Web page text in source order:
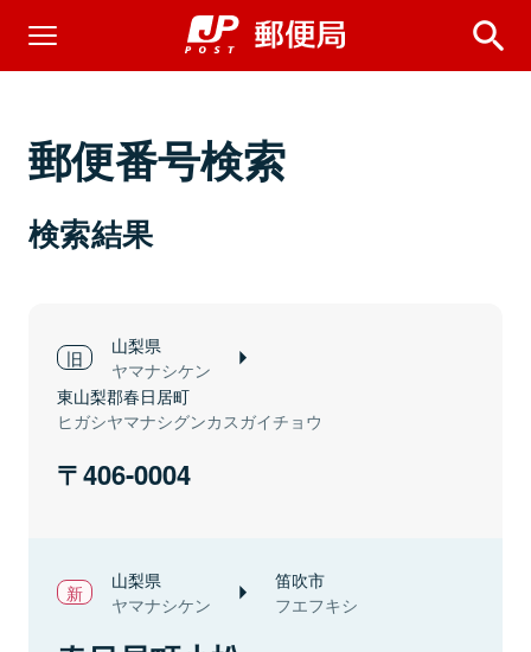
郵便番号検索
検索結果
山梨県
ヤマナシケン
東山梨郡春日居町
ヒガシヤマナシグンカスガイチョウ
406-0004
山梨県
ヤマナシケン
笛吹市
フエフキシ